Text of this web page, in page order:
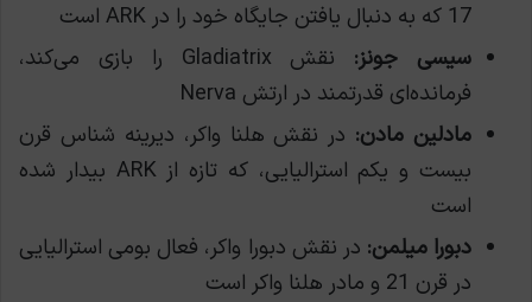
17 که به دنبال یافتن جایگاه خود را در ARK است
سیسی جونز:
نقش Gladiatrix را بازی می‌کند،
فرمانده‌ای قدرتمند در ارتش Nerva
مادلین مادن: در نقش هلنا واکر، دیرینه شناس قرن
بیست و یکم استرالیایی، که تازه از ARK بیدار شده
است
دبورا میلمن: در نقش دبورا واکر، فعال بومی استرالیایی
در قرن 21 و مادر هلنا واکر است